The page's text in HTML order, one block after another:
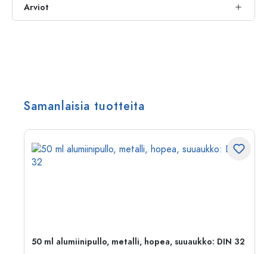
Arviot
Samanlaisia tuotteita
50 ml alumiinipullo, metalli, hopea, suuaukko: DIN 32